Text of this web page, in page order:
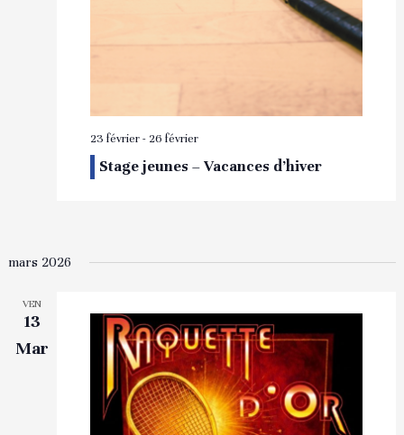
23 février- 26 février
Stage jeunes – Vacances d’hiver
mars 2026
VEN
13
Mar